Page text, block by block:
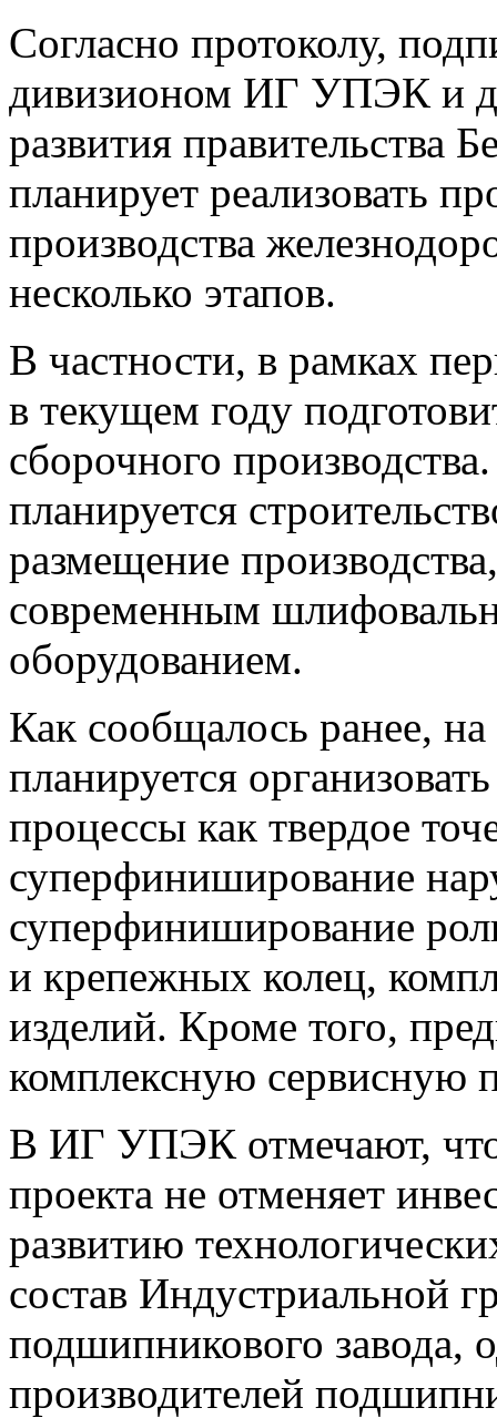
Согласно протоколу,
дивизионом ИГ УПЭК и
развития правительства
планирует реализовать
производства
несколько этапов.
В частности, в рамках
в текущем году
сборочного
планируется
размещение
современным
оборудованием.
Как сообщалось ранее, на
планируется
процессы как твердое
суперфиниширование
суперфиниширование
и крепежных колец,
изделий. Кроме того,
комплексную сервисную
В ИГ УПЭК отмечают, что
проекта не отменяет
развитию
состав Индустриальной
подшипникового
производителей